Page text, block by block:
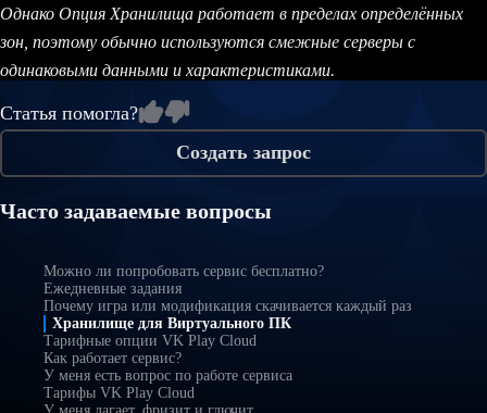
Однако Опция Хранилища работает в пределах определённых
зон, поэтому обычно используются смежные серверы с
одинаковыми данными и характеристиками.
Статья помогла?
Создать запрос
Часто задаваемые вопросы
Можно ли попробовать сервис бесплатно?
Ежедневные задания
Почему игра или модификация скачивается каждый раз
Хранилище для Виртуального ПК
Тарифные опции VK Play Cloud
Как работает сервис?
У меня есть вопрос по работе сервиса
Тарифы VK Play Cloud